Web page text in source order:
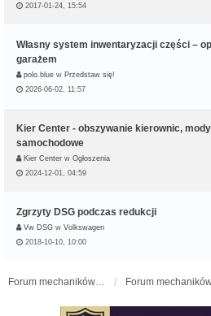
2017-01-24, 15:54
Własny system inwentaryzacji części –
garażem
polo.blue w Przedstaw się!
2026-06-02, 11:57
Kier Center - obszywanie kierownic,
samochodowe
Kier Center w Ogłoszenia
2024-12-01, 04:59
Zgrzyty DSG podczas redukcji
Vw DSG w Volkswagen
2018-10-10, 10:00